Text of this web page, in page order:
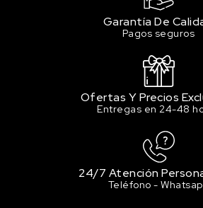
Garantía De
Pagos seguros
Ofertas Y Precios
Entregas en 24-48
24/7 Atención
Teléfono -